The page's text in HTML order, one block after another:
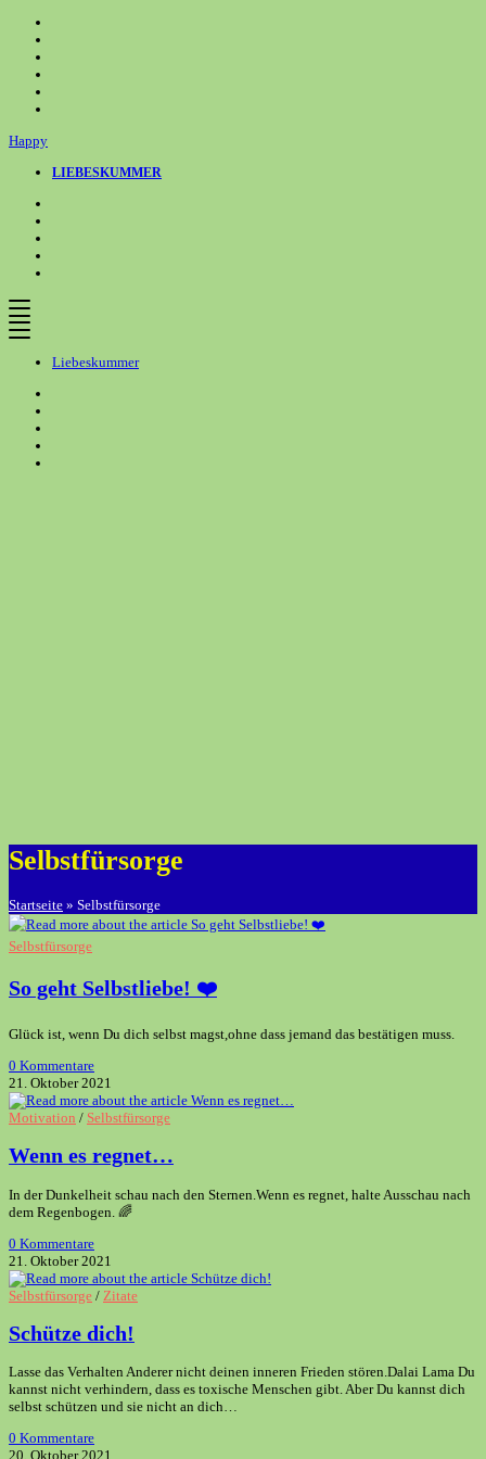
Inhalt
springen
Happy
LIEBESKUMMER
Liebeskummer
Selbstfürsorge
Startseite » Selbstfürsorge
Selbstfürsorge
So geht Selbstliebe! ❤️
Glück ist, wenn Du dich selbst magst,ohne dass jemand das bestätigen muss.
0 Kommentare
21. Oktober 2021
Motivation / Selbstfürsorge
Wenn es regnet…
In der Dunkelheit schau nach den Sternen.Wenn es regnet, halte Ausschau nach
dem Regenbogen. 🌈
0 Kommentare
21. Oktober 2021
Selbstfürsorge / Zitate
Schütze dich!
Lasse das Verhalten Anderer nicht deinen inneren Frieden stören.Dalai Lama Du
kannst nicht verhindern, dass es toxische Menschen gibt. Aber Du kannst dich
selbst schützen und sie nicht an dich…
0 Kommentare
20. Oktober 2021